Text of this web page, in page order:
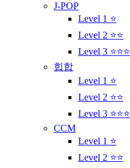
J-POP
Level 1 ⭐
Level 2 ⭐⭐
Level 3 ⭐⭐⭐
힙합
Level 1 ⭐
Level 2 ⭐⭐
Level 3 ⭐⭐⭐
CCM
Level 1 ⭐
Level 2 ⭐⭐